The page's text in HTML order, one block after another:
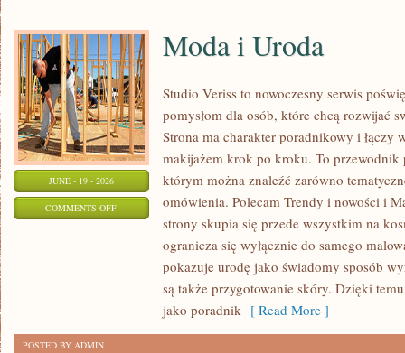
JUNE - 19 - 2026
COMMENTS OFFON
Moda i Uroda
Studio Veriss to nowoczesny serwis
pomysłom dla osób, które chcą rozwijać
Strona ma charakter poradnikowy i łączy
makijażem krok po kroku. To
którym można znaleźć zarówno
omówienia. Polecam Trendy i nowości i
strony skupia się przede wszystkim na
ogranicza się wyłącznie do samego
pokazuje urodę jako świadomy sposób
są także przygotowanie skóry. Dzięki
jako poradnik [ Read More ]
POSTED BY ADMIN